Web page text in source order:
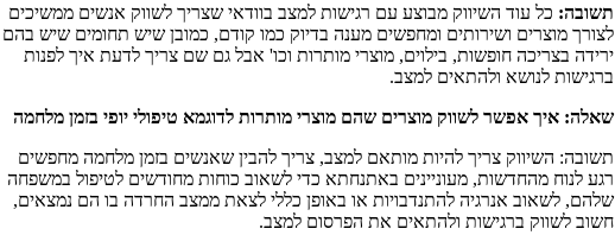
תשובה: כל עוד השיווק מבוצע עם רגישות למצב בוודאי שצריך לשווק אנשים ממשיכים
לצורך מוצרים ושירותים ומחפשים מענה בדיוק כמו קודם, כמובן שיש תחומים שיש בהם
ירידה בצריכה חופשות, בילוים, מוצרי מותרות וכו' אבל גם שם צריך לדעת איך לפנות
ברגישות לנושא ולהתאים למצב.
שאלה: איך אפשר לשווק מוצרים שהם מוצרי מותרות לדוגמא טיפולי יופי בזמן מלחמה
תשובה: השיווק צריך להיות מותאם למצב, צריך להבין שאנשים בזמן מלחמה מחפשים
רגע לנוח מהחדשות, מעוניינים באתנחתא כדי לשאוב כוחות מחודשים לטיפול במשפחה
שלהם, לשאוב אנרגיה להתנדבויות או באופן כללי לצאת ממצב החרדה בו הם נמצאים,
חשוב לשווק ברגישות ולהתאים את הפרסום למצב.